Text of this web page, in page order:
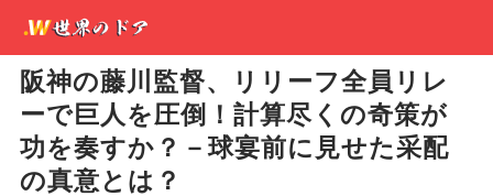
阪神の藤川監督、リリーフ全員リレ
ーで巨人を圧倒！計算尽くの奇策が
功を奏すか？－球宴前に見せた采配
の真意とは？